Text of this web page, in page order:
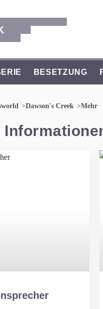
BESETZUNG
Dawson's Creek Mehr